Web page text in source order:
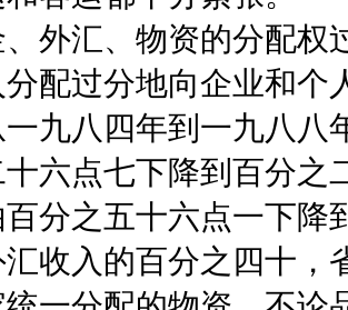
外汇、物资的分配权
分配过分地向企业和
九八四年到一九八八
六点七下降到百分之
百分之五十六点一下
收入的百分之四十，